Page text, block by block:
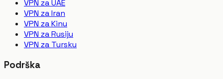
VPN za UAE
VPN za Iran
VPN za Kinu
VPN za Rusiju
VPN za Tursku
Podrška